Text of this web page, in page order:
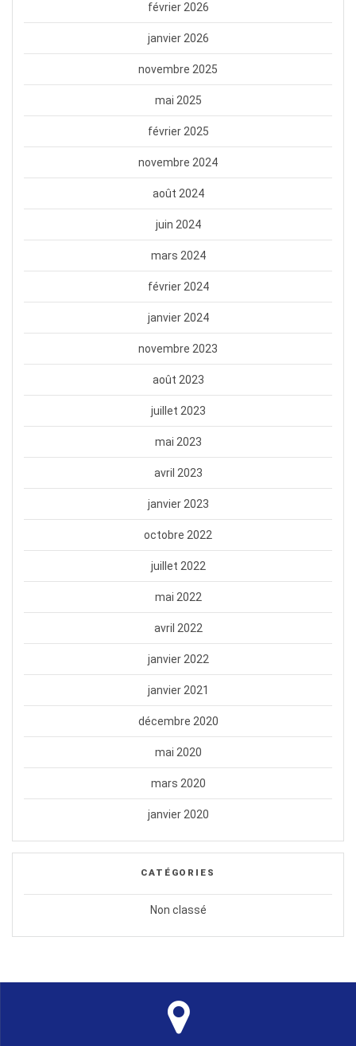
février 2026
janvier 2026
novembre 2025
mai 2025
février 2025
novembre 2024
août 2024
juin 2024
mars 2024
février 2024
janvier 2024
novembre 2023
août 2023
juillet 2023
mai 2023
avril 2023
janvier 2023
octobre 2022
juillet 2022
mai 2022
avril 2022
janvier 2022
janvier 2021
décembre 2020
mai 2020
mars 2020
janvier 2020
CATÉGORIES
Non classé